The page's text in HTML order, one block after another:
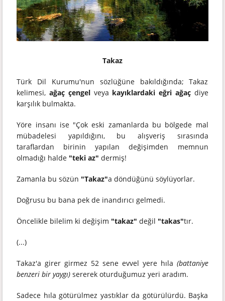
Takaz
Türk Dil Kurumu'nun sözlüğüne bakıldığında; Takaz
kelimesi,ağaç çengelveya kayıklardaki eğri ağaç diye
karşılık bulmakta.
Yöre insanı ise "Çok eski zamanlarda bu bölgede mal
mübadelesi yapıldığını, bu alışveriş sırasında
taraflardan birinin yapılan değişimden memnun
olmadığı halde "teki az" dermiş!
Zamanla bu sözün "Takaz"a döndüğünü söylüyorlar.
Doğrusu bu bana pek de inandırıcı gelmedi.
Öncelikle bilelim ki değişim "takaz" değil "takas"tır.
(...)
Takaz'a girer girmez 52 sene evvel yere hıla (battaniye
benzeri bir yaygı) sererek oturduğumuz yeri aradım.
Sadece hıla götürülmez yastıklar da götürülürdü. Başka